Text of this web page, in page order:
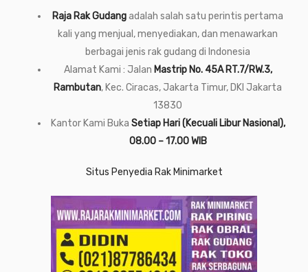
Raja Rak Gudangadalah salah satu perintis pertama
kali yang menjual, menyediakan, dan menawarkan
berbagai jenis rak gudang di Indonesia
Alamat Kami : Jalan Mastrip No. 45A RT.7/RW.3,
Rambutan, Kec. Ciracas, Jakarta Timur, DKI Jakarta
13830
Kantor Kami Buka Setiap Hari (Kecuali Libur Nasional),
08.00 – 17.00 WIB
Situs Penyedia Rak Minimarket